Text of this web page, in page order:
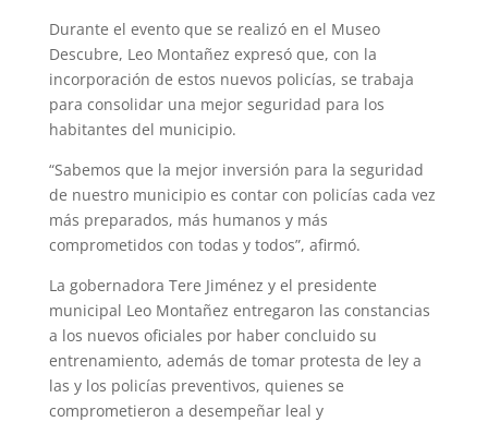
Durante el evento que se realizó en el Museo
Descubre, Leo Montañez expresó que, con la
incorporación de estos nuevos policías, se trabaja
para consolidar una mejor seguridad para los
habitantes del municipio.
“Sabemos que la mejor inversión para la seguridad
de nuestro municipio es contar con policías cada vez
más preparados, más humanos y más
comprometidos con todas y todos”, afirmó.
La gobernadora Tere Jiménez y el presidente
municipal Leo Montañez entregaron las constancias
a los nuevos oficiales por haber concluido su
entrenamiento, además de tomar protesta de ley a
las y los policías preventivos, quienes se
comprometieron a desempeñar leal y